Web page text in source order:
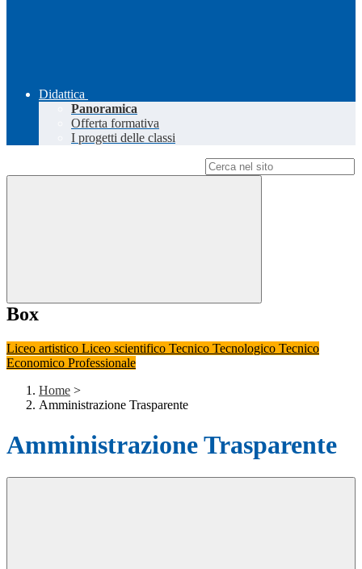
Didattica
Panoramica
Offerta formativa
I progetti delle classi
Box
Liceo artistico Liceo scientifico Tecnico Tecnologico Tecnico
Economico Professionale
Home >
Amministrazione Trasparente
Amministrazione Trasparente